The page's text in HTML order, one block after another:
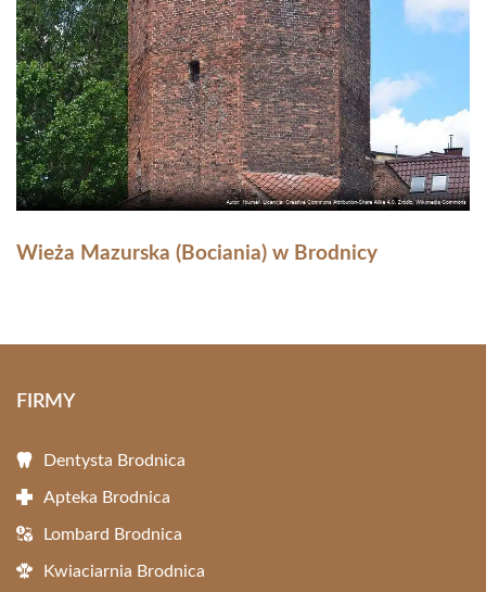
Wieża Mazurska (Bociania) w Brodnicy
FIRMY
Dentysta Brodnica
Apteka Brodnica
Lombard Brodnica
Kwiaciarnia Brodnica